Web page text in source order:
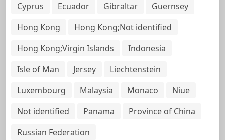
Cyprus
Ecuador Gibraltar
Guernsey
Hong Kong
Hong Kong;Not identified
Hong Kong;Virgin Islands
Indonesia
Isle of Man
Jersey
Liechtenstein
Luxembourg
Malaysia Monaco
Niue
Not identified
Panama
Province of China
Russian Federation